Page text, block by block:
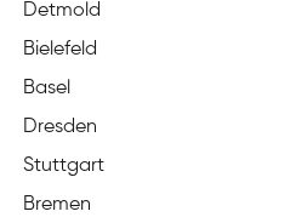
Detmold
Bielefeld
Basel
Dresden
Stuttgart
Bremen